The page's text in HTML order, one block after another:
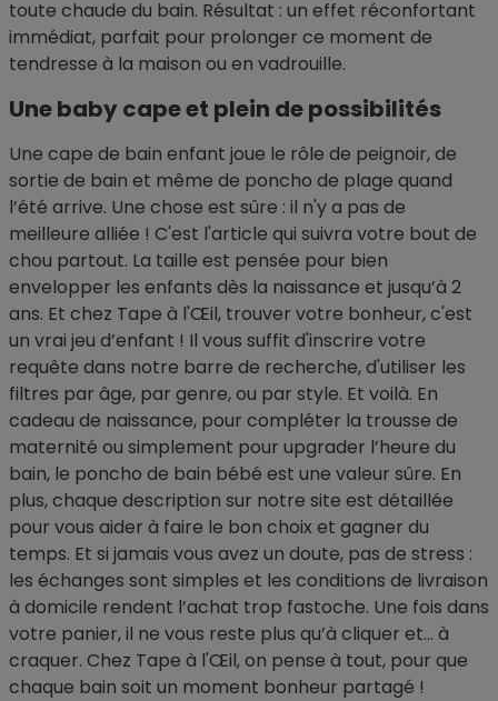
toute chaude du bain. Résultat : un effet réconfortant
immédiat, parfait pour prolonger ce moment de
tendresse à la maison ou en vadrouille.
Une baby cape et plein de possibilités
Une cape de bain enfant joue le rôle de peignoir, de
sortie de bain et même de poncho de plage quand
l’été arrive. Une chose est sûre : il n'y a pas de
meilleure alliée ! C'est l'article qui suivra votre bout de
chou partout. La taille est pensée pour bien
envelopper les enfants dès la naissance et jusqu’à 2
ans. Et chez Tape à l'Œil, trouver votre bonheur, c'est
un vrai jeu d’enfant ! Il vous suffit d'inscrire votre
requête dans notre barre de recherche, d'utiliser les
filtres par âge, par genre, ou par style. Et voilà. En
cadeau de naissance, pour compléter la trousse de
maternité ou simplement pour upgrader l’heure du
bain, le poncho de bain bébé est une valeur sûre. En
plus, chaque description sur notre site est détaillée
pour vous aider à faire le bon choix et gagner du
temps. Et si jamais vous avez un doute, pas de stress :
les échanges sont simples et les conditions de livraison
à domicile rendent l’achat trop fastoche. Une fois dans
votre panier, il ne vous reste plus qu’à cliquer et… à
craquer. Chez Tape à l'Œil, on pense à tout, pour que
chaque bain soit un moment bonheur partagé !